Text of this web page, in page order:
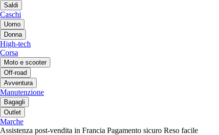
Saldi
Caschi
Uomo
Donna
High-tech
Corsa
Moto e scooter
Off-road
Avventura
Manutenzione
Bagagli
Outlet
Marche
Assistenza post-vendita in Francia Pagamento sicuro Reso facile